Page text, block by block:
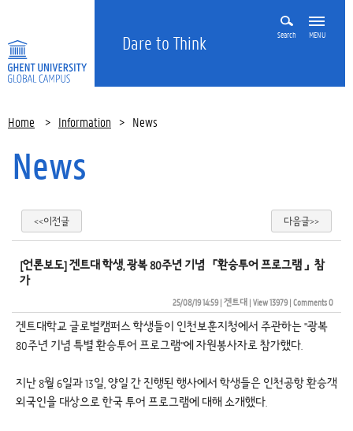
Dare to Think Search MENU
Home > Information > News
News
<<이전글 다음글>>
[언론보도] 겐트대 학생, 광복 80주년 기념 「환승투어 프로그램 」참
가
25/08/19 14:59| 겐트대| View 13979| Comments 0
겐트대학교 글로벌캠퍼스 학생들이 인천보훈지청에서 주관하는 "광복
80주년 기념 특별 환승투어 프로그램"에 자원봉사자로 참가했다.
지난 8월 6일과 13일, 양일 간 진행된 행사에서 학생들은 인천공항 환승객
외국인을 대상으로 한국 투어 프로그램에 대해 소개했다.